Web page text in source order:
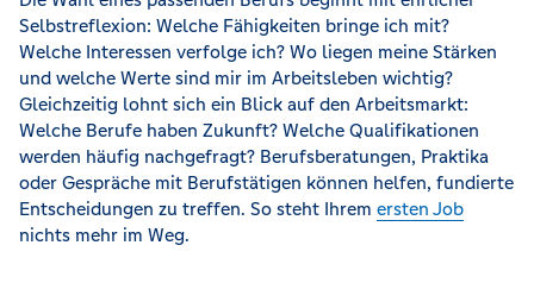
Selbstreflexion: Welche Fähigkeiten bringe ich mit?
Welche Interessen verfolge ich? Wo liegen meine Stärken
und welche Werte sind mir im Arbeitsleben wichtig?
Gleichzeitig lohnt sich ein Blick auf den Arbeitsmarkt:
Welche Berufe haben Zukunft? Welche Qualifikationen
werden häufig nachgefragt? Berufsberatungen, Praktika
oder Gespräche mit Berufstätigen können helfen, fundierte
Entscheidungen zu treffen. So steht Ihrem ersten Job
nichts mehr im Weg.